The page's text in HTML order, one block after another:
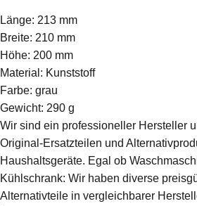
Länge: 213 mm
Breite: 210 mm
Höhe: 200 mm
Material: Kunststoff
Farbe: grau
Gewicht: 290 g
Wir sind ein professioneller Hersteller
Original-Ersatzteilen und
Haushaltsgeräte. Egal ob
Kühlschrank: Wir haben diverse
Alternativteile in vergleichbarer